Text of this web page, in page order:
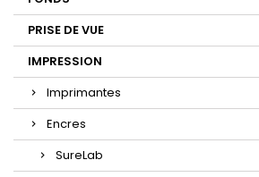
PRISE DE VUE
IMPRESSION
Imprimantes
Encres
SureLab